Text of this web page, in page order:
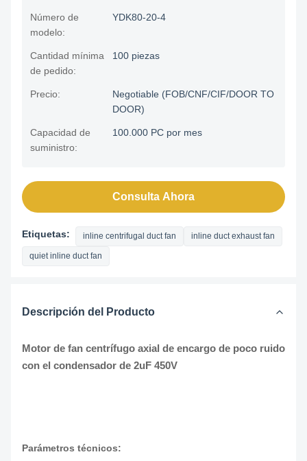
Número de
modelo:
YDK80-20-4
Cantidad mínima
de pedido:
100 piezas
Precio:
Negotiable (FOB/CNF/CIF/DOOR TO
DOOR)
Capacidad de
suministro:
100.000 PC por mes
Consulta Ahora
Etiquetas: inline centrifugal duct fan inline duct exhaust fan
quiet inline duct fan
Descripción del Producto
Motor de fan centrífugo axial de encargo de poco ruido
con el condensador de 2uF 450V
Parámetros técnicos: